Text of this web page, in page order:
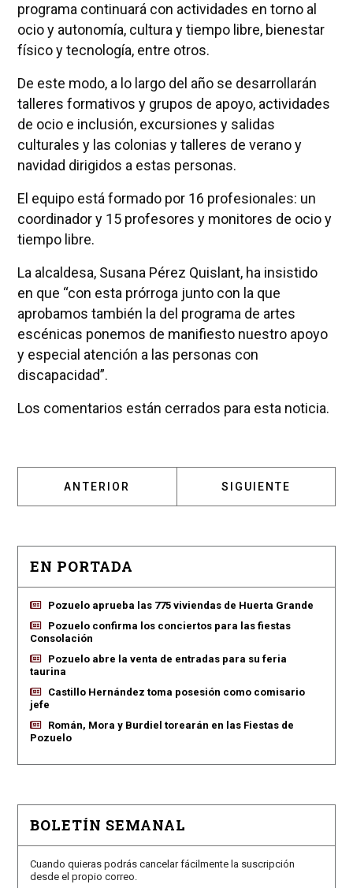
programa continuará con actividades en torno al
ocio y autonomía, cultura y tiempo libre, bienestar
físico y tecnología, entre otros.
De este modo, a lo largo del año se desarrollarán
talleres formativos y grupos de apoyo, actividades
de ocio e inclusión, excursiones y salidas
culturales y las colonias y talleres de verano y
navidad dirigidos a estas personas.
El equipo está formado por 16 profesionales: un
coordinador y 15 profesores y monitores de ocio y
tiempo libre.
La alcaldesa, Susana Pérez Quislant, ha insistido
en que “con esta prórroga junto con la que
aprobamos también la del programa de artes
escénicas ponemos de manifiesto nuestro apoyo
y especial atención a las personas con
discapacidad”.
Los comentarios están cerrados para esta noticia.
ARTÍCULO ANTERIOR: PATRICIA CABAL
ANTERIOR ARTÍCULO
SIGUIENTE
EN PORTADA
Pozuelo aprueba las 775 viviendas de Huerta Grande
Pozuelo confirma los conciertos para las fiestas
Consolación
Pozuelo abre la venta de entradas para su feria
taurina
Castillo Hernández toma posesión como comisario
jefe
Román, Mora y Burdiel torearán en las Fiestas de
Pozuelo
BOLETÍN SEMANAL
Cuando quieras podrás cancelar fácilmente la suscripción
desde el propio correo.